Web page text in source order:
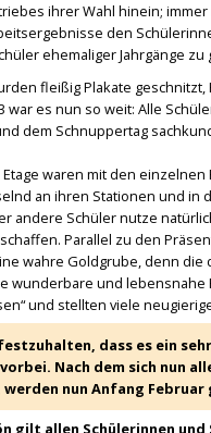
ihrer Wahl hinein;
den
ehemaliger Jahrgänge
fleißig Plakate
war es nun so weit: Alle
dem Schnuppertag
waren mit den
an ihren Stationen und
andere Schüler nutze
Parallel zu den
wahre Goldgrube, denn
wunderbare und
und stellten viele
dass es ein
Nach dem sich nun
werden nun Anfang
gilt allen Schülerinnen